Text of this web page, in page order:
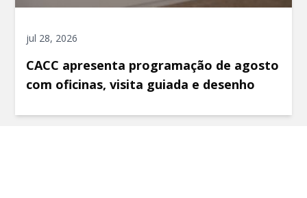
jul 28, 2026
CACC apresenta programação de agosto
com oficinas, visita guiada e desenho